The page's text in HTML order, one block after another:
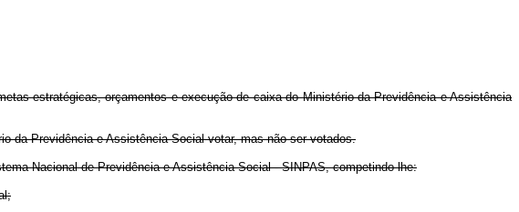
estratégicas, orçamentos e execução de caixa do Ministério da Previdência e Assistência
da Previdência e Assistência Social votar, mas não ser votados.
Nacional de Previdência e Assistência Social - SINPAS, competindo-lhe: